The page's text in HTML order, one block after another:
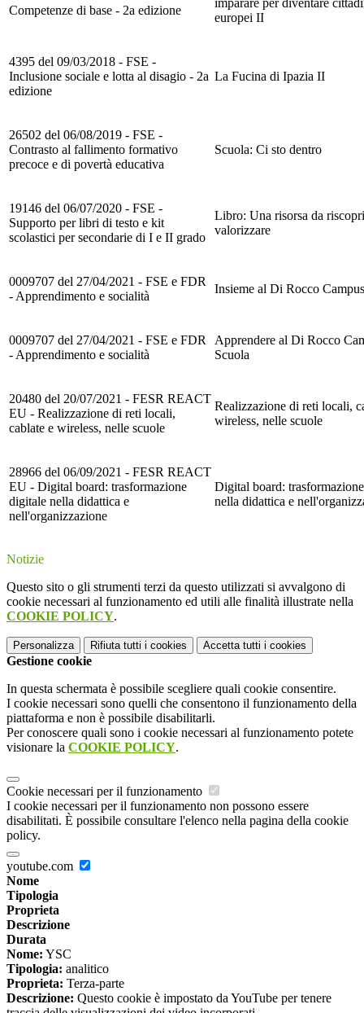
Competenze di base - 2a edizione
imparare per diventare
europei II
4395 del 09/03/2018 - FSE -
Inclusione sociale e lotta al disagio - 2a
edizione
La Fucina di Ipazia II
26502 del 06/08/2019 - FSE -
Contrasto al fallimento formativo
precoce e di povertà educativa
Scuola: Ci sto dentro
19146 del 06/07/2020 - FSE -
Supporto per libri di testo e kit
scolastici per secondarie di I e II grado
Libro: Una risorsa da
valorizzare
0009707 del 27/04/2021 - FSE e FDR
- Apprendimento e socialità
Insieme al Di Rocco
0009707 del 27/04/2021 - FSE e FDR
- Apprendimento e socialità
Apprendere al Di Rocco
Scuola
20480 del 20/07/2021 - FESR REACT
EU - Realizzazione di reti locali,
cablate e wireless, nelle scuole
Realizzazione di reti locali,
wireless, nelle scuole
28966 del 06/09/2021 - FESR REACT
EU - Digital board: trasformazione
digitale nella didattica e
nell'organizzazione
Digital board:
nella didattica e
Notizie
Questo sito o gli strumenti terzi da questo utilizzati si avvalgono di
cookie necessari al funzionamento ed utili alle finalità illustrate nella
COOKIE POLICY.
Personalizza Rifiuta tutti i cookies Accetta tutti i cookies
Gestione cookie
In questa schermata è possibile scegliere quali cookie consentire.
I cookie necessari sono quelli che consentono il funzionamento della
piattaforma e non è possibile disabilitarli.
Per conoscere quali sono i cookie necessari al funzionamento potete
visionare la COOKIE POLICY.
Cookie necessari per il funzionamento
I cookie necessari per il funzionamento non possono essere
disabilitati. È possibile consultare l'elenco nella pagina della cookie
policy.
youtube.com
Nome
Tipologia
Proprieta
Descrizione
Durata
Nome: YSC
Tipologia: analitico
Proprieta: Terza-parte
Descrizione: Questo cookie è impostato da YouTube per tenere